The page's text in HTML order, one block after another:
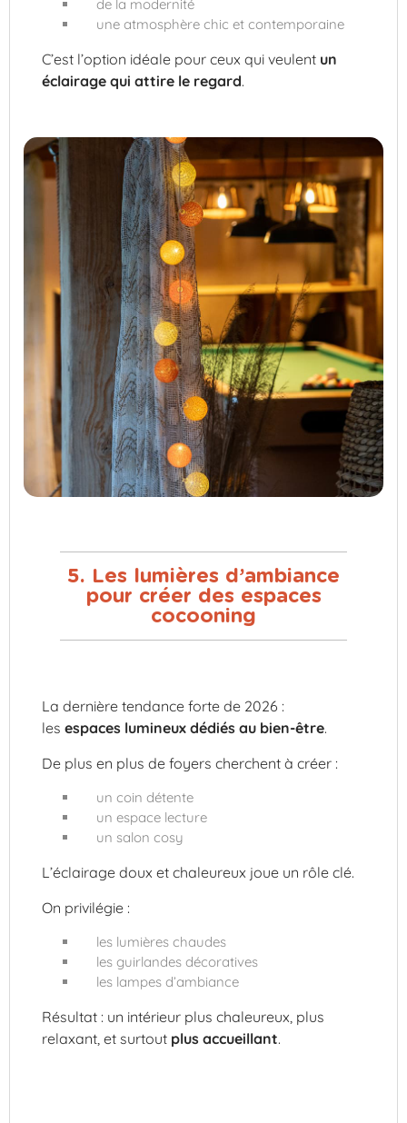
de la modernité
une atmosphère chic et contemporaine
C’est l’option idéale pour ceux qui veulent un
éclairage qui attire le regard.
5. Les lumières d’ambiance
pour créer des espaces
cocooning
La dernière tendance forte de 2026 :
les espaces lumineux dédiés au bien-être.
De plus en plus de foyers cherchent à créer :
un coin détente
un espace lecture
un salon cosy
L’éclairage doux et chaleureux joue un rôle clé.
On privilégie :
les lumières chaudes
les guirlandes décoratives
les lampes d’ambiance
Résultat : un intérieur plus chaleureux, plus
relaxant, et surtout plus accueillant.